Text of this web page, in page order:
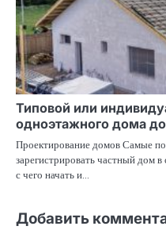
Типовой или
одноэтажного дома
Проектирование домов Самые
зарегистрировать частный дом
с чего начать и…
Добавить